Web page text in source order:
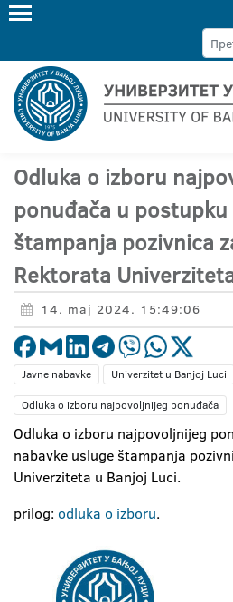
Odluka o izboru
ponuđača u
štampanja pozivnica
Rektorata
14. maj 2024. 15:49:06
Javne nabavke
Univerzitet u Banjoj Luci
Odluka o izboru najpovoljnijeg ponuđača
Odluka o izboru najpovoljnijeg
nabavke usluge štampanja
Univerziteta u Banjoj Luci.
prilog: odluka o izboru.